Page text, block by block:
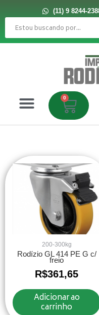
conteúdo
(11) 9 8244-
Pesquisar
0
200-300kg
Rodízio GL 414 PE G c/
freio
R$361,65
Adicionar ao
carrinho